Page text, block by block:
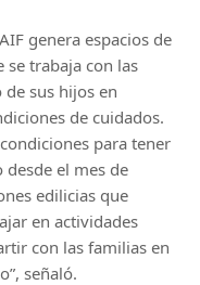
genera espacios de
se trabaja con las
sus hijos en
de cuidados.
para tener
desde el mes de
edilicias que
en actividades
con las familias en
señaló.